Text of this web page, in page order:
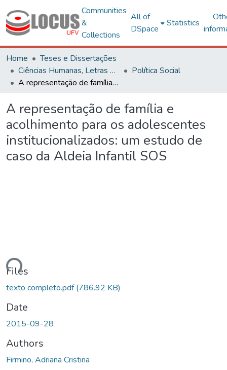
Communities
&
Collections
All of
DSpace
Statistics
Home
Teses e Dissertações
Ciências Humanas, Letras e Artes
Política Social
A representação de família e acolhimento para os adolescentes institucionalizados: um estudo de caso da Aldeia Infantil SOS
A representação de família e
acolhimento para os adolescentes
institucionalizados: um estudo de
caso da Aldeia Infantil SOS
Files
texto completo.pdf(786.92 KB)
Date
2015-09-28
Authors
Firmino, Adriana Cristina